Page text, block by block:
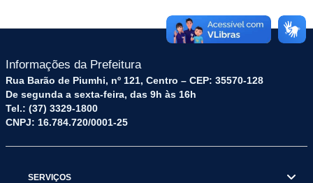
Informações da Prefeitura
Rua Barão de Piumhi, nº 121, Centro – CEP: 35570-128
De segunda a sexta-feira, das 9h às 16h
Tel.: (37) 3329-1800
CNPJ: 16.784.720/0001-25
SERVIÇOS